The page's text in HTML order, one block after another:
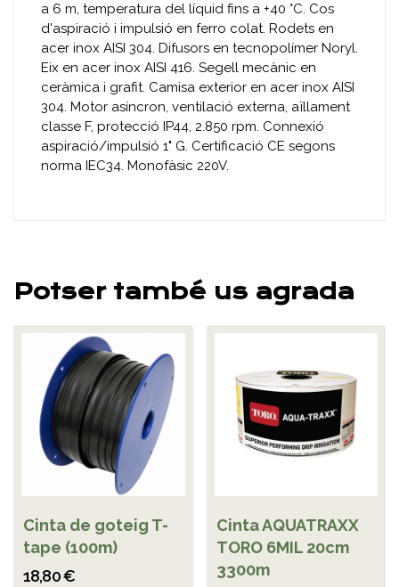
a 6 m, temperatura del líquid fins a +40 °C. Cos
d'aspiració i impulsió en ferro colat. Rodets en
acer inox AISI 304. Difusors en tecnopolímer Noryl.
Eix en acer inox AISI 416. Segell mecànic en
ceràmica i grafit. Camisa exterior en acer inox AISI
304. Motor asíncron, ventilació externa, aïllament
classe F, protecció IP44, 2.850 rpm. Connexió
aspiració/impulsió 1" G. Certificació CE segons
norma IEC34. Monofàsic 220V.
Potser també us agrada
Cinta de goteig T-
tape (100m)
18,80 €
Cinta AQUATRAXX
TORO 6MIL 20cm
3300m